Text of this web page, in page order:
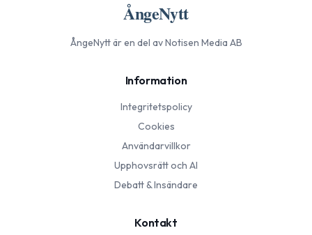
ÅngeNytt
ÅngeNyttär en del av Notisen Media AB
Information
Integritetspolicy
Cookies
Användarvillkor
Upphovsrätt och AI
Debatt & Insändare
Kontakt